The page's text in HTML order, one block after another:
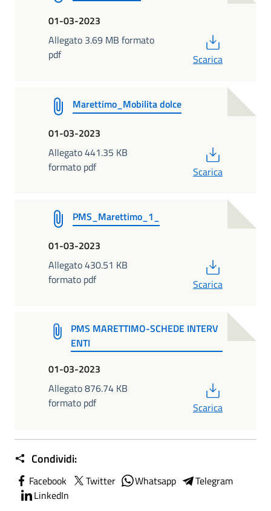
01-03-2023
Allegato 3.69 MB formato
pdf
Scarica
Marettimo_Mobilita dolce
01-03-2023
Allegato 441.35 KB
formato pdf
Scarica
PMS_Marettimo_1_
01-03-2023
Allegato 430.51 KB
formato pdf
Scarica
PMS MARETTIMO-SCHEDE INTERV
ENTI
01-03-2023
Allegato 876.74 KB
formato pdf
Scarica
Condividi:
Facebook Twitter Whatsapp
Telegram
LinkedIn